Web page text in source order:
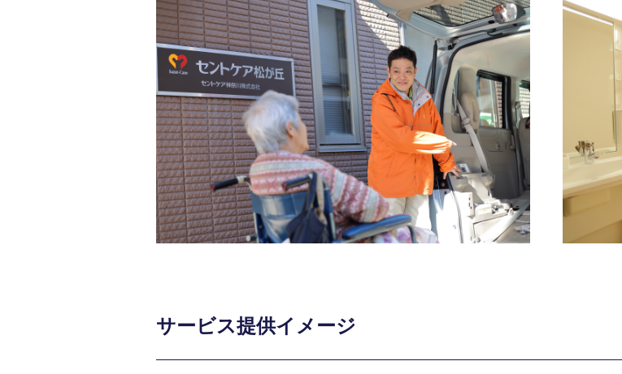
サービス提供イメージ